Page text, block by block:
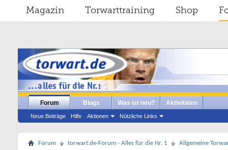
Magazin Torwarttraining Shop
Forum
Neue Beiträge Hilfe Aktionen Nützliche Links
Blogs Was ist neu? Aktivitäten
Forum torwart.de-Forum - Alles für die Nr. 1 Allgemeine